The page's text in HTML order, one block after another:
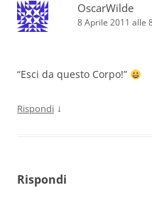
OscarWilde
8 Aprile 2011 alle
“Esci da questo Corpo!”
Rispondi ↓
Rispondi